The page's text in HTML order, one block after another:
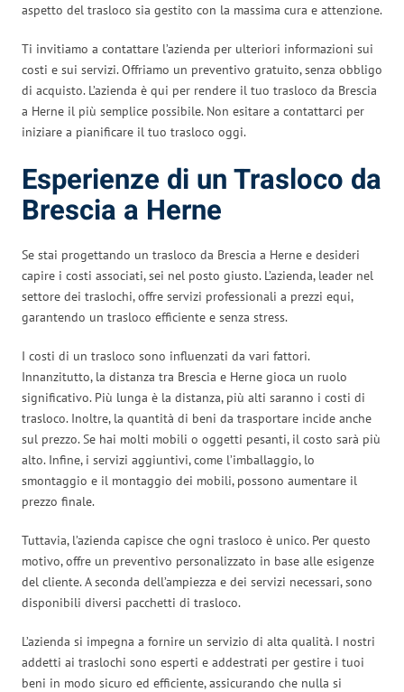
aspetto del trasloco sia gestito con la massima cura e attenzione.
Ti invitiamo a contattare l’azienda per ulteriori informazioni sui
costi e sui servizi. Offriamo un preventivo gratuito, senza obbligo
di acquisto. L’azienda è qui per rendere il tuo trasloco da Brescia
a Herne il più semplice possibile. Non esitare a contattarci per
iniziare a pianificare il tuo trasloco oggi.
Esperienze di un Trasloco da
Brescia a Herne
Se stai progettando un trasloco da Brescia a Herne e desideri
capire i costi associati, sei nel posto giusto. L’azienda, leader nel
settore dei traslochi, offre servizi professionali a prezzi equi,
garantendo un trasloco efficiente e senza stress.
I costi di un trasloco sono influenzati da vari fattori.
Innanzitutto, la distanza tra Brescia e Herne gioca un ruolo
significativo. Più lunga è la distanza, più alti saranno i costi di
trasloco. Inoltre, la quantità di beni da trasportare incide anche
sul prezzo. Se hai molti mobili o oggetti pesanti, il costo sarà più
alto. Infine, i servizi aggiuntivi, come l’imballaggio, lo
smontaggio e il montaggio dei mobili, possono aumentare il
prezzo finale.
Tuttavia, l’azienda capisce che ogni trasloco è unico. Per questo
motivo, offre un preventivo personalizzato in base alle esigenze
del cliente. A seconda dell’ampiezza e dei servizi necessari, sono
disponibili diversi pacchetti di trasloco.
L’azienda si impegna a fornire un servizio di alta qualità. I nostri
addetti ai traslochi sono esperti e addestrati per gestire i tuoi
beni in modo sicuro ed efficiente, assicurando che nulla si